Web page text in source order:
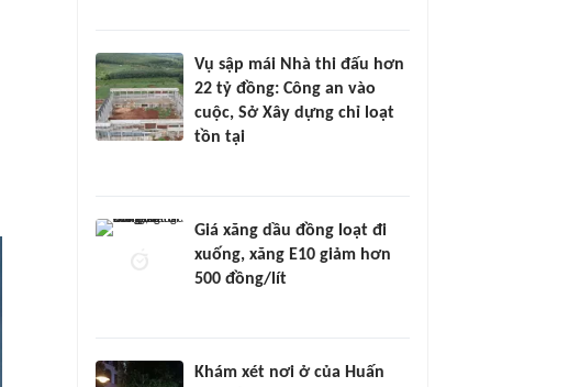
Vụ sập mái Nhà thi đấu hơn
22 tỷ đồng: Công an vào
cuộc, Sở Xây dựng chỉ loạt
tồn tại
Giá xăng dầu đồng loạt đi
xuống, xăng E10 giảm hơn
500 đồng/lít
Khám xét nơi ở của Huấn